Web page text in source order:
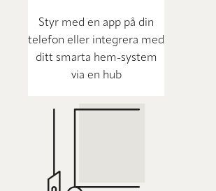
Styr med en app på din
telefon eller integrera med
ditt smarta hem-system
via en hub